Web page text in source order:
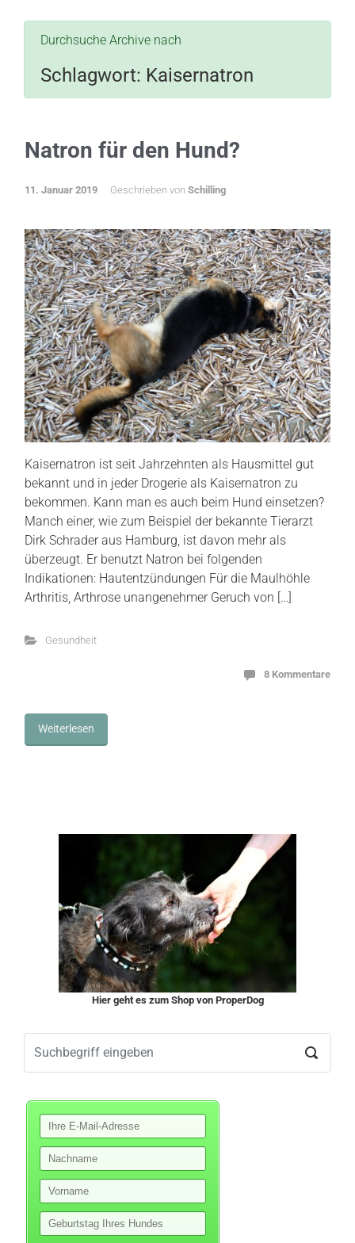
Durchsuche Archive nach
Schlagwort: Kaisernatron
Natron für den Hund?
11. Januar 2019 Geschrieben von Schilling
Kaisernatron ist seit Jahrzehnten als Hausmittel gut
bekannt und in jeder Drogerie als Kaisernatron zu
bekommen. Kann man es auch beim Hund einsetzen?
Manch einer, wie zum Beispiel der bekannte Tierarzt
Dirk Schrader aus Hamburg, ist davon mehr als
überzeugt. Er benutzt Natron bei folgenden
Indikationen: Hautentzündungen Für die Maulhöhle
Arthritis, Arthrose unangenehmer Geruch von […]
Gesundheit
8 Kommentare
Weiterlesen
Hier geht es zum Shop von ProperDog